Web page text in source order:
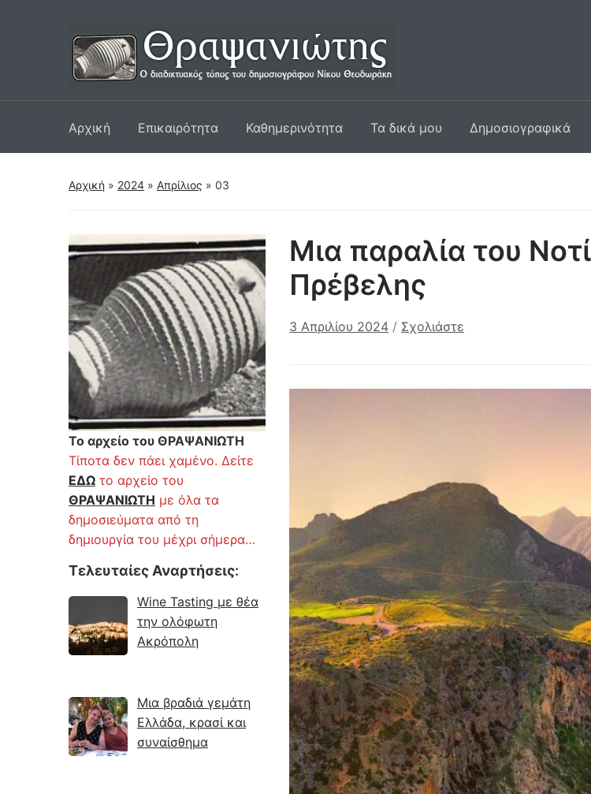
Αρχική Επικαιρότητα Καθημερινότητα Τα δικά μου Δημοσιογραφικά
Αρχική » 2024 » Απρίλιος » 03
Το αρχείο του ΘΡΑΨΑΝΙΩΤΗ
Τίποτα δεν πάει χαμένο. Δείτε
ΕΔΩ το αρχείο του
ΘΡΑΨΑΝΙΩΤΗ με όλα τα
δημοσιεύματα από τη
δημιουργία του μέχρι σήμερα…
Τελευταίες Αναρτήσεις:
Wine Tasting με θέα
την ολόφωτη
Ακρόπολη
Μια βραδιά γεμάτη
Ελλάδα, κρασί και
συναίσθημα
Μια παραλία του
Πρέβελης
3 Απριλίου 2024 / Σχολιάστε